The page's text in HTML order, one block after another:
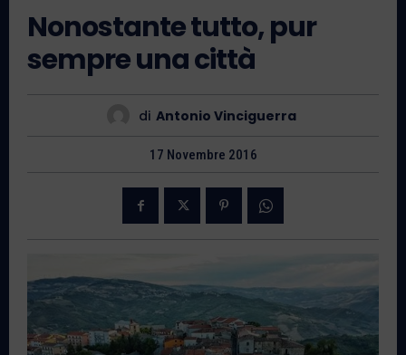
Nonostante tutto, pur
sempre una città
di Antonio Vinciguerra
17 Novembre 2016